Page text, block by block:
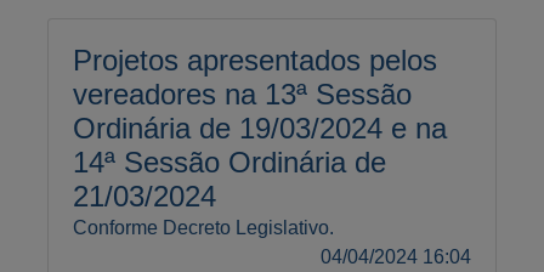
Projetos apresentados pelos
vereadores na 13ª Sessão
Ordinária de 19/03/2024 e na
14ª Sessão Ordinária de
21/03/2024
Conforme Decreto Legislativo.
04/04/2024 16:04